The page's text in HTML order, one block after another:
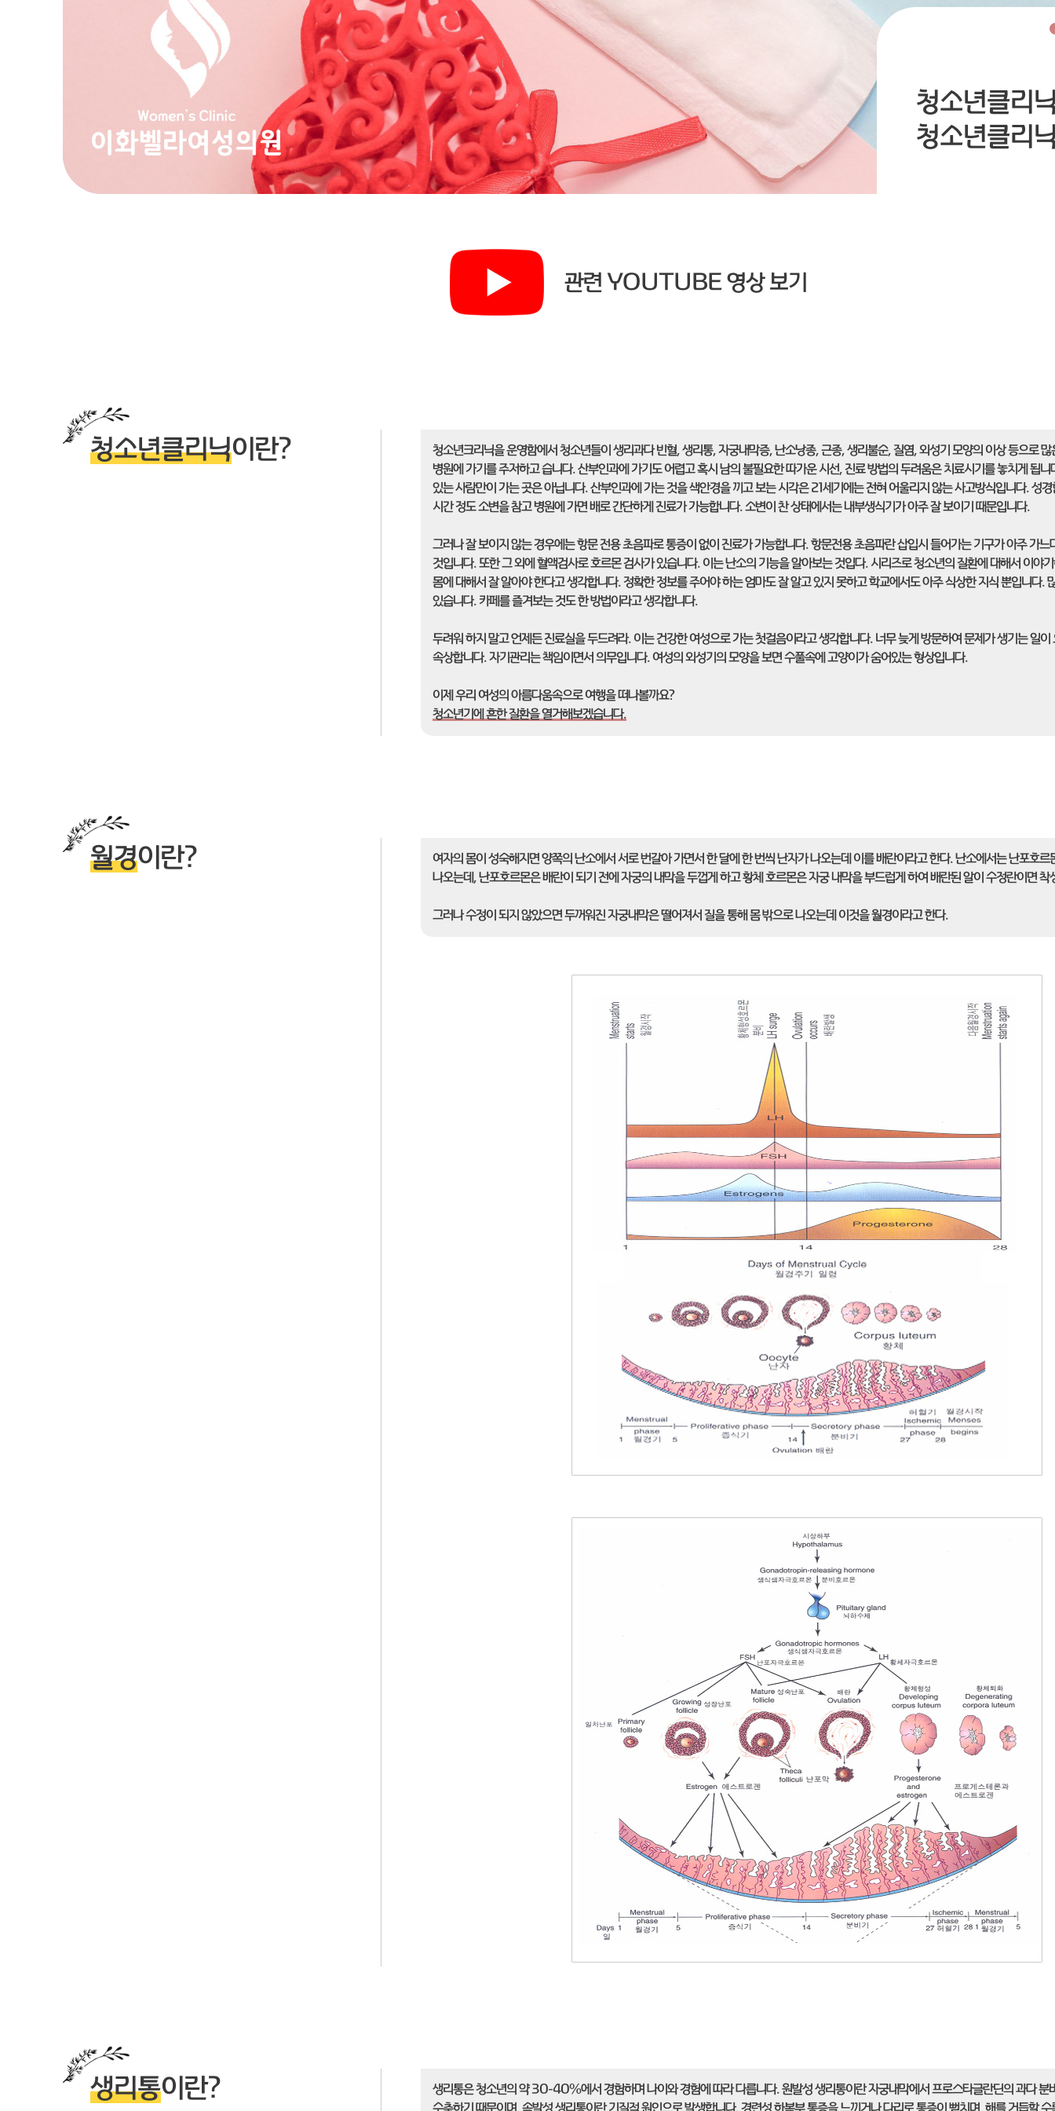
청소년클리
청소년클리
관련 YOUTUBE 영상 보기
청소년클리닉이란?
청소년크리닉을 운영함에서 청소년들이 생리과다 빈혈, 생리통, 자궁내막증, 난소낭종, 근종, 생리불순, 질염, 외성기 모양의 이상 등으로 많
병원에 가기를 주저하고 습니다. 산부인과에 가기도 어렵고 혹시 남의 불필요한 따가운 시선, 진료 방법의 두려움은 치료시기를 놓치게 됩
있는 사람만이 가는 곳은 아닙니다. 산부인과에 가는 것을 색안경을 끼고 보는 시각은 21세기에는 전혀 어울리지 않는 사고방식입니다. 성
시간 정도 소변을 참고 병원에 가면 배로 간단하게 진료가 가능합니다. 소변이 찬 상태에서는 내부생식기가 아주 잘 보이기 때문입니다.
그러나 잘 보이지 않는 경우에는 항문 전용 초음파로 통증이 없이 진료가 가능합니다. 항문전용 초음파란 삽입시 들어가는 기구가 아주 가느
것입니다. 또한 그 외에 혈액검사로 호르몬 검사가 있습니다. 이는 난소의 기능을 알아보는 것입다. 시리즈로 청소년의 질환에 대해서 이야
몸에 대해서 잘 알아야 한다고 생각합니다. 정확한 정보를 주어야 하는 엄마도 잘 알고 있지 못하고 학교에서도 아주 식상한 지식 뿐입니다.
있습니다. 카페를 즐겨보는 것도 한 방법이라고 생각합니다.
두려워 하지 말고 언제든 진료실을 두드려라. 이는 건강한 여성으로 가는 첫걸음이라고 생각합니다. 너무 늦게 방문하여 문제가 생기는 일이
속상합니다. 자기관리는 책임이면서 의무입니다. 여성의 외성기의 모양을 보면 수풀속에 고양이가 숨어있는 형상입니다.
이제 우리 여성의 아름다움속으로 여행을 떠나볼까요?
청소년기에 흔한 질환을 열거해보겠습니다.
월경이란?
여자의 몸이 성숙해지면 양쪽의 난소에서 서로 번갈아 가면서 한 달에 한 번씩 난자가 나오는데 이를 배란이라고 한다. 난소에서는 난포호르
나오는데, 난포호르몬은 배란이 되기 전에 자궁의 내막을 두껍게 하고 황체 호르몬은 자궁 내막을 부드럽게 하여 배란된 알이 수정란이면 착
그러나 수정이 되지 않았으면 두꺼워진 자궁내막은 떨어져서 질을 통해 몸 밖으로 나오는데 이것을 월경이라고 한다.
생리통이란?
생리통은 청소년의 약 30-40%에서 경험하며 나이와 경험에 따라 다릅니다. 원발성 생리통이란 자궁내막에서 프로스타글란딘의 과다 분